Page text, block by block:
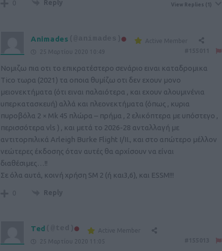
0 Reply View Replies (1)
Animades (@animades)
Active Member
25 Μαρτίου 2020 10:49
Νομιζω πια οτι το επικρατέστερο σενάριο ειναι καταδρομικα
Tico τωρα (2021) τα οποια θυμίζω οτι δεν εχουν μονο
μειονεκτήματα (ότι ειναι παλαιότερα , και εχουν αλουμινένια
υπερκατασκευή) αλλά και πλεονεκτήματα (όπως , κυρια
πυροβόλα 2 × Mk 45 πλώρα – πρήμα , 2 ελικόπτερα με υπόστεγο ,
περισσότερα vls ) , και μετά το 2026-28 ανταλλαγή με
αντιτορπιλικά Arleigh Burke Flight I/II., και στο απώτερο μέλλον
νεώτερες έκδοσης όταν αυτές θα αρχίσουν να είναι
διαθέσιμες…!!
Σε όλα αυτά, κοινή χρήση SM 2 (ή και3,6), και ESSM!!!
0 Reply
Ted (@ted)
Active Member
25 Μαρτίου 2020 11:05